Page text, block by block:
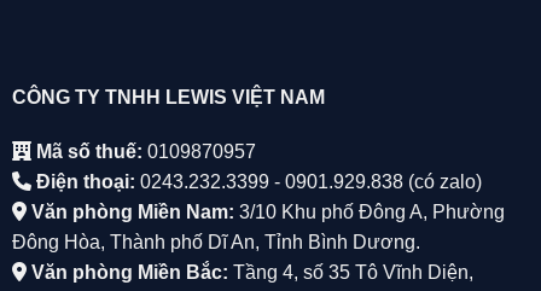
CÔNG TY TNHH LEWIS VIỆT NAM
Mã số thuế: 0109870957
Điện thoại: 0243.232.3399 - 0901.929.838 (có zalo)
Văn phòng Miền Nam: 3/10 Khu phố Đông A, Phường
Đông Hòa, Thành phố Dĩ An, Tỉnh Bình Dương.
Văn phòng Miền Bắc: Tầng 4, số 35 Tô Vĩnh Diện,